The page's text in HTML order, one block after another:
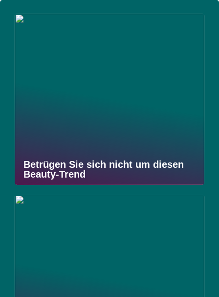
Betrügen Sie sich nicht um diesen
Beauty-Trend